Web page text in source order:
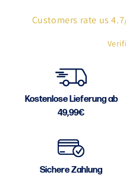
SKU : ADISBAC01
Customers rate us
Kostenlose Lieferung ab
49,99€
Sichere Zahlung